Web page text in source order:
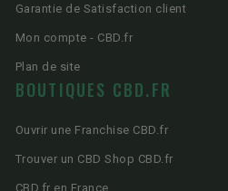
Garantie de Satisfaction client
Mon compte - CBD.fr
Plan de site
BOUTIQUES CBD.FR
Ouvrir une Franchise CBD.fr
Trouver un CBD Shop CBD.fr
CBD.fr en France